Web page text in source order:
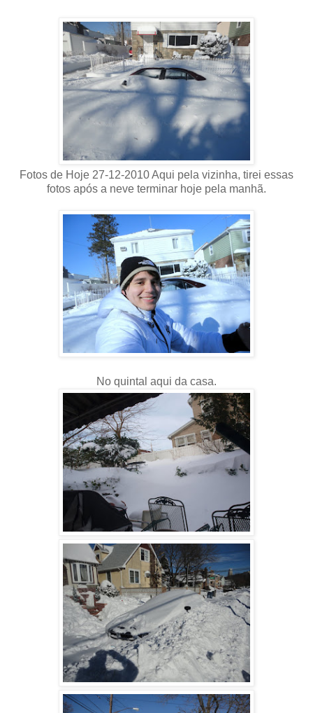
Fotos de Hoje 27-12-2010 Aqui pela vizinha, tirei essas
fotos após a neve terminar hoje pela manhã.
No quintal aqui da casa.